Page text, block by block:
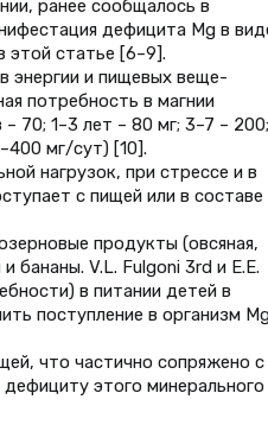
ранее сообщалось в
дефицита Mg в
этой статье [6–9].
энергии и пищевых веще-
потребность в магнии
70; 1–3 лет – 80 мг; 3–7 – 200;
мг/сут) [10].
нагрузок, при стрессе и в
с пищей или в составе
продукты (овсяная,
бананы. V.L. Fulgoni 3rd и E.E.
в питании детей в
поступление в организм
что частично сопряжено с
этого минерального